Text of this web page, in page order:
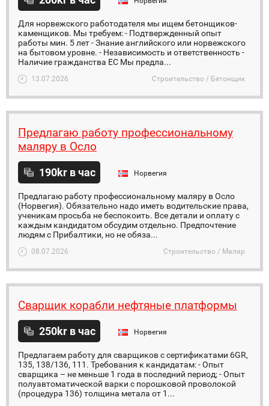
Для норвежского работодателя мы ищем бетонщиков-
каменщиков. Мы требуем: - Подтвержденный опыт
работы мин. 5 лет - Знание английского или норвежского
на бытовом уровне. - Независимость и ответственность -
Наличие гражданства ЕС Мы предла...
13.07.2026 Строительство / Бетонщик
Предлагаю работу профессиональному
маляру в Осло
190kr в час Норвегия
Предлагаю работу профессиональному маляру в Осло
(Норвегия). Обязательно надо иметь водительские права,
ученикам просьба не беспокоить. Все детали и оплату с
каждым кандидатом обсудим отдельно. Предпочтение
людям с Прибалтики, но не обяза...
08.07.2026 Строительство / Маляр
Сварщик корабли нефтяные платформы
250kr в час Норвегия
Предлагаем работу для сварщиков с сертификатами 6GR,
135, 138/136, 111. Требования к кандидатам: - Опыт
сварщика – не меньше 1 года в последний период; - Опыт
полуавтоматической варки с порошковой проволокой
(процедура 136) толщина метала от 1...